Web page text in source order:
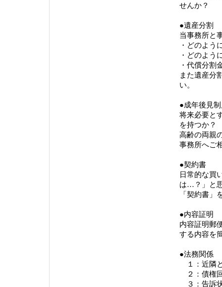
せんか？
●遺産分割
当事務所と
・どのよう
・どのよう
・代償分割
また遺産分
い。
●成年後見
将来必要と
を持つか？
高齢の両親
事務所へご
●契約書
日常的な買
は…？」と
「契約書」
●内容証明
内容証明郵
する内容を
●法務関係
１：近隣
２：債権
３：告訴